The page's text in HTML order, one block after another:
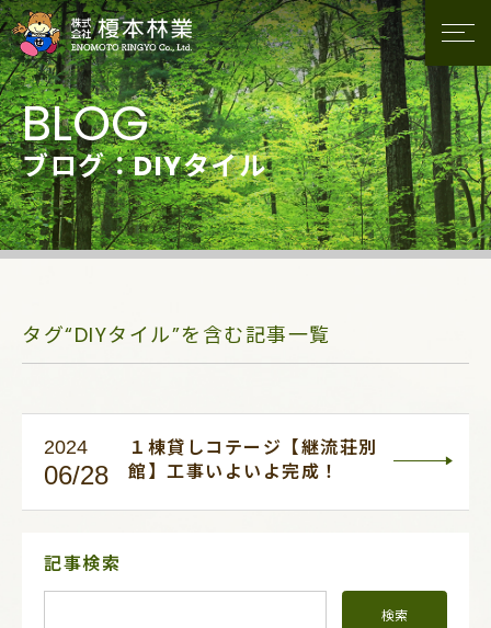
ブログ：DIYタイル
タグ“DIYタイル”を含む記事一覧
2024
06/28
１棟貸しコテージ【継流荘別
館】工事いよいよ完成！
サ
記事検索